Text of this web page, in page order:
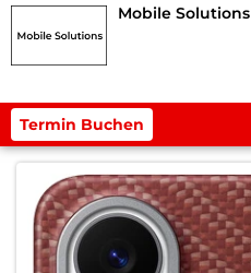
Mobile Solutions
Termin Buchen